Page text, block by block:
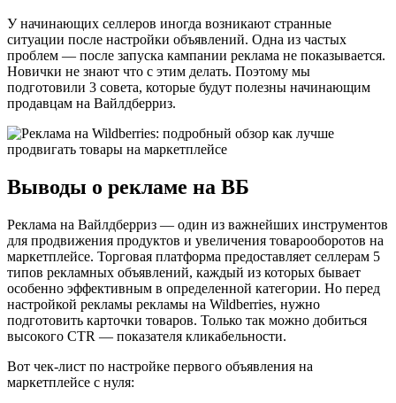
У начинающих селлеров иногда возникают странные
ситуации после настройки объявлений. Одна из частых
проблем — после запуска кампании реклама не показывается.
Новички не знают что с этим делать. Поэтому мы
подготовили 3 совета, которые будут полезны начинающим
продавцам на Вайлдберриз.
Выводы о рекламе на ВБ
Реклама на Вайлдберриз — один из важнейших инструментов
для продвижения продуктов и увеличения товарооборотов на
маркетплейсе. Торговая платформа предоставляет селлерам 5
типов рекламных объявлений, каждый из которых бывает
особенно эффективным в определенной категории. Но перед
настройкой рекламы рекламы на Wildberries, нужно
подготовить карточки товаров. Только так можно добиться
высокого CTR — показателя кликабельности.
Вот чек-лист по настройке первого объявления на
маркетплейсе с нуля: